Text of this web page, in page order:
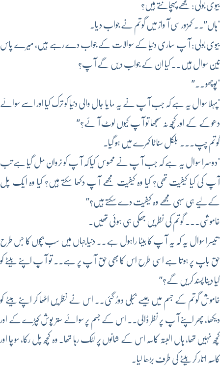
بیوی بولی: مجھے پہچانتے ہیں؟
"ہاں”۔۔ کمزور سی آواز میں گوتم نے جواب دیا۔
بیوی بولی: آپ ساری دنیا کے سوالات کے جواب دے رہے ہیں، میرے پاس
تین سوال ہیں۔۔ کیا ان کے جواب دیں گے آپ؟
"پوچھو۔۔”
"پہلا سوال یہ ہے کہ جب آپ نے یہ مایا جال والی دنیا کو ترک کیا اور اسے سوائے
دھوکے کے اور کچھ نہ سمجھا تو آپ کیوں لوٹ آئے؟”
گوتم چپ۔۔۔ بلکل سناٹا کمرے میں ہو گیا۔
"دوسرا سوال یہ ہے کہ جب آپ نے محسوس کیا کہ آپ کو نروان مل گیا ہے تب
آپ کی کیا کیفیت تھی؟ کیا وہ کیفیت مجھے آپ دکھا سکتے ہیں؟ کیا وہ ایک پل
کے لیے ہی سہی مجھے وہ کیفیت دے سکتے ہیں؟”
خاموشی۔۔۔ گوتم کی نظریں جھکی ہی ہوئی تھیں۔
"تیسرا سوال یہ کہ یہ آپ کا بیٹا راہول ہے۔۔ دنیا جہاں میں سب بچوں کا جس طرح
حق باپ پر ہوتا ہے اسی طرح اس کا بھی حق آپ پر ہے۔۔ تو آپ اپنے بیٹے کو
کیا دینا پسند کریں گے؟”
خاموش گوتم کے جسم میں جیسے بجلی دوڑ گئی۔۔ اس نے نظریں اٹھا کر اپنے بیٹے کو
دیکھا، پھر اپنے آپ پر نظر ڈالی۔۔ اس کے جسم پر سوائے ستر پوش کپڑے کے اور
کچھ نہیں تھا، ہاں البتہ کاسہ اس کے شانوں پر لٹک رہا تھا۔ وہ کچھ پل رکا، سوچا اور
کاسہ اتار کر بیٹے کی طرف بڑھا لیا۔